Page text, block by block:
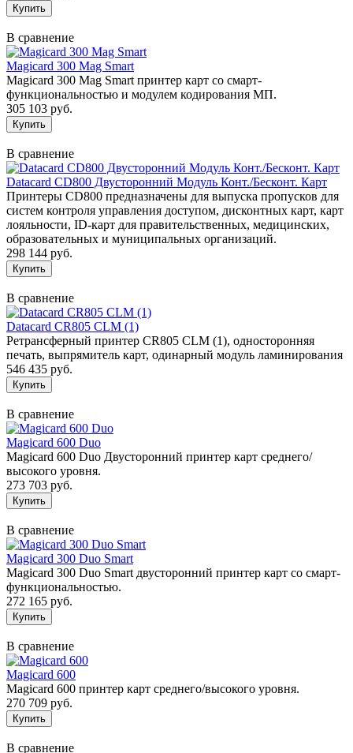
В сравнение
Magicard 300 Mag Smart
Magicard 300 Mag Smart принтер карт со смарт-
функциональностью и модулем кодирования МП.
305 103 руб.
В сравнение
Datacard CD800 Двусторонний Модуль Конт./Бесконт. Карт
Принтеры CD800 предназначены для выпуска пропусков для
систем контроля управления доступом, дисконтных карт, карт
лояльности, ID-карт для правительственных, медицинских,
образовательных и муниципальных организаций.
298 144 руб.
В сравнение
Datacard CR805 CLM (1)
Ретрансферный принтер CR805 CLM (1), односторонняя
печать, выпрямитель карт, одинарный модуль ламинирования
546 435 руб.
В сравнение
Magicard 600 Duo
Magicard 600 Duo Двусторонний принтер карт среднего/
высокого уровня.
273 703 руб.
В сравнение
Magicard 300 Duo Smart
Magicard 300 Duo Smart двусторонний принтер карт со смарт-
функциональностью.
272 165 руб.
В сравнение
Magicard 600
Magicard 600 принтер карт среднего/высокого уровня.
270 709 руб.
В сравнение